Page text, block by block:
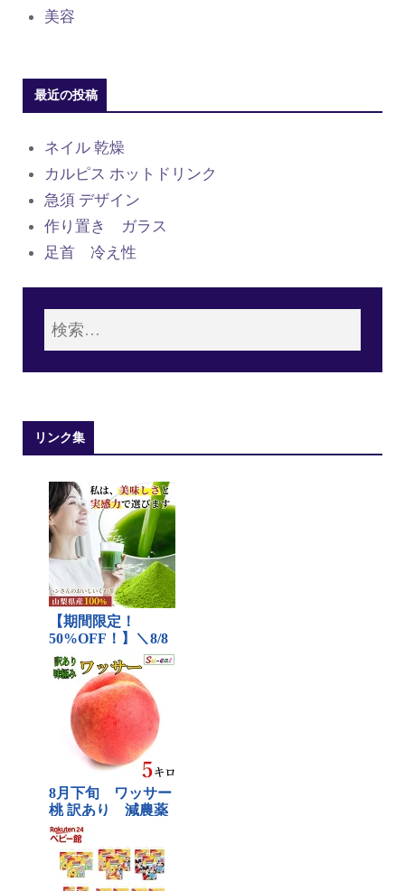
美容
最近の投稿
ネイル 乾燥
カルピス ホットドリンク
急須 デザイン
作り置き ガラス
足首 冷え性
リンク集